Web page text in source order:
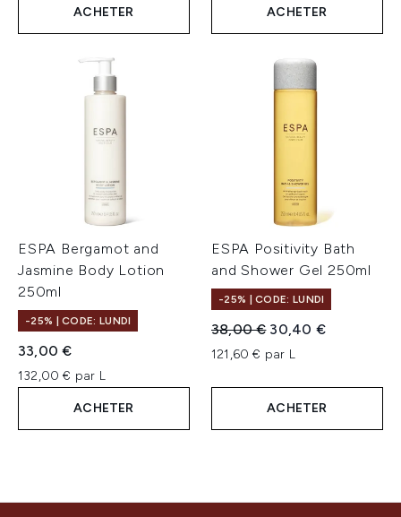
ACHETER ACHETER
ESPA Bergamot and
Jasmine Body Lotion
250ml
-25% | CODE: LUNDI
33,00 €
132,00 € par L
ACHETER
ESPA Positivity Bath
and Shower Gel 250ml
-25% | CODE: LUNDI
Prix de vente :
38,00 € Prix ​​actuel :
30,40 €
121,60 € par L
ACHETER